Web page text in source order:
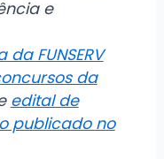
e
FUNSERV
da
edital de
publicado no